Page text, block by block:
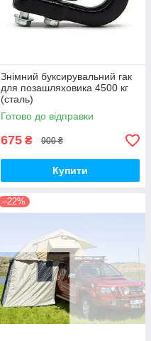
Знімний буксирувальний гак
для позашляховика 4500 кг
(сталь)
Готово до відправки
675 ₴ 900 ₴
Купити
–22%